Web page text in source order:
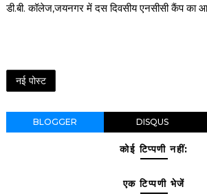
डी.बी. कॉलेज,जयनगर में दस दिवसीय एनसीसी कैंप का
नई पोस्ट
BLOGGER DISQUS
कोई टिप्पणी नहीं:
एक टिप्पणी भेजें